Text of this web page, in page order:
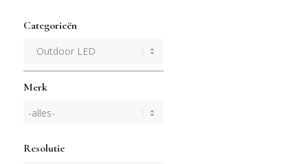
Categorieën
Merk
Resolutie